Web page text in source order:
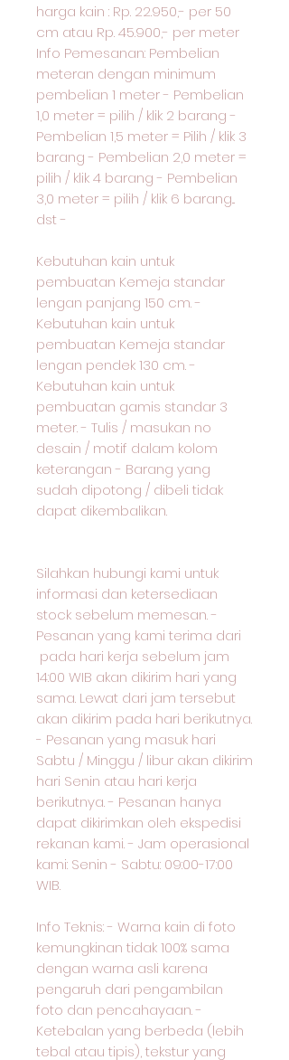
harga kain : Rp. 22.950,- per 50
cm atau Rp. 45.900,- per meter
Info Pemesanan: Pembelian
meteran dengan minimum
pembelian 1 meter - Pembelian
1,0 meter = pilih / klik 2 barang -
Pembelian 1,5 meter = Pilih / klik 3
barang - Pembelian 2,0 meter =
pilih / klik 4 barang - Pembelian
3,0 meter = pilih / klik 6 barang...
dst -
Kebutuhan kain untuk
pembuatan Kemeja standar
lengan panjang 150 cm. -
Kebutuhan kain untuk
pembuatan Kemeja standar
lengan pendek 130 cm. -
Kebutuhan kain untuk
pembuatan gamis standar 3
meter. - Tulis / masukan no
desain / motif dalam kolom
keterangan - Barang yang
sudah dipotong / dibeli tidak
dapat dikembalikan.
Silahkan hubungi kami untuk
informasi dan ketersediaan
stock sebelum memesan. -
Pesanan yang kami terima dari
pada hari kerja sebelum jam
14:00 WIB akan dikirim hari yang
sama. Lewat dari jam tersebut
akan dikirim pada hari berikutnya.
- Pesanan yang masuk hari
Sabtu / Minggu / libur akan dikirim
hari Senin atau hari kerja
berikutnya. - Pesanan hanya
dapat dikirimkan oleh ekspedisi
rekanan kami. - Jam operasional
kami: Senin - Sabtu: 09:00-17:00
WIB.
Info Teknis: - Warna kain di foto
kemungkinan tidak 100% sama
dengan warna asli karena
pengaruh dari pengambilan
foto dan pencahayaan. -
Ketebalan yang berbeda (lebih
tebal atau tipis), tekstur yang